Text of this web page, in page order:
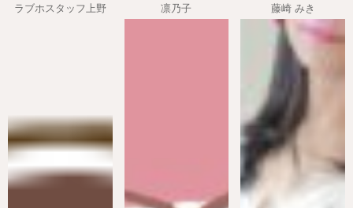
ラブホスタッフ上野 凛乃子 藤崎 みき